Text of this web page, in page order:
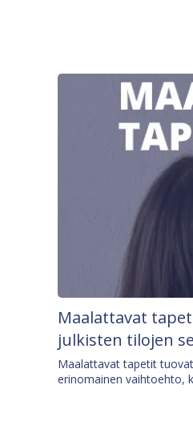
Maalattavat
julkisten tilojen
Maalattavat tapetit
erinomainen vaihtoehto,